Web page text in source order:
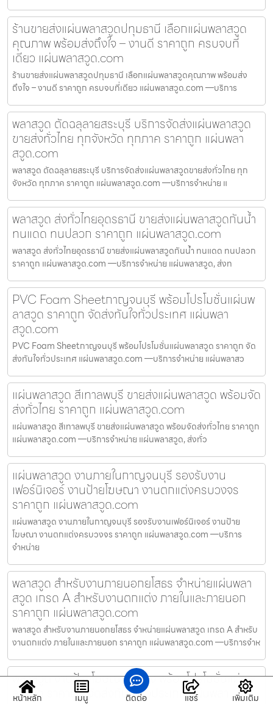
ร้านขายส่งแผ่นพลาสวูดปทุมธานี เลือกแผ่นพลาสวูด
คุณภาพ พร้อมส่งถึงใจ – งานดี ราคาถูก ครบจบที่
เดียว แผ่นพลาสวูด.com
ร้านขายส่งแผ่นพลาสวูดปทุมธานี เลือกแผ่นพลาสวูดคุณภาพ พร้อมส่ง
ถึงใจ – งานดี ราคาถูก ครบจบที่เดียว แผ่นพลาสวูด.com —บริการ
พลาสวูด ตัดฉลุลายสระบุรี บริการจัดส่งแผ่นพลาสวูด
ขายส่งทั่วไทย ทุกจังหวัด ทุกภาค ราคาถูก แผ่นพลา
สวูด.com
พลาสวูด ตัดฉลุลายสระบุรี บริการจัดส่งแผ่นพลาสวูดขายส่งทั่วไทย ทุก
จังหวัด ทุกภาค ราคาถูก แผ่นพลาสวูด.com —บริการจำหน่าย แ
พลาสวูด ส่งทั่วไทยอุดรธานี ขายส่งแผ่นพลาสวูดกันน้ำ
ทนแดด ทนปลวก ราคาถูก แผ่นพลาสวูด.com
พลาสวูด ส่งทั่วไทยอุดรธานี ขายส่งแผ่นพลาสวูดกันน้ำ ทนแดด ทนปลวก
ราคาถูก แผ่นพลาสวูด.com —บริการจำหน่าย แผ่นพลาสวูด, ส่งท
PVC Foam Sheetกาญจนบุรี พร้อมโปรโมชั่นแผ่นพ
ลาสวูด ราคาถูก จัดส่งทันใจทั่วประเทศ แผ่นพลา
สวูด.com
PVC Foam Sheetกาญจนบุรี พร้อมโปรโมชั่นแผ่นพลาสวูด ราคาถูก จัด
ส่งทันใจทั่วประเทศ แผ่นพลาสวูด.com —บริการจำหน่าย แผ่นพลาสว
แผ่นพลาสวูด สีเทาลพบุรี ขายส่งแผ่นพลาสวูด พร้อมจัด
ส่งทั่วไทย ราคาถูก แผ่นพลาสวูด.com
แผ่นพลาสวูด สีเทาลพบุรี ขายส่งแผ่นพลาสวูด พร้อมจัดส่งทั่วไทย ราคาถูก
แผ่นพลาสวูด.com —บริการจำหน่าย แผ่นพลาสวูด, ส่งทั่ว
แผ่นพลาสวูด งานภายในกาญจนบุรี รองรับงาน
เฟอร์นิเจอร์ งานป้ายโฆษณา งานตกแต่งครบวงจร
ราคาถูก แผ่นพลาสวูด.com
แผ่นพลาสวูด งานภายในกาญจนบุรี รองรับงานเฟอร์นิเจอร์ งานป้าย
โฆษณา งานตกแต่งครบวงจร ราคาถูก แผ่นพลาสวูด.com —บริการ
จำหน่าย
พลาสวูด สำหรับงานภายนอกยโสธร จำหน่ายแผ่นพลา
สวูด เกรด A สำหรับงานตกแต่ง ภายในและภายนอก
ราคาถูก แผ่นพลาสวูด.com
พลาสวูด สำหรับงานภายนอกยโสธร จำหน่ายแผ่นพลาสวูด เกรด A สำหรับ
งานตกแต่ง ภายในและภายนอก ราคาถูก แผ่นพลาสวูด.com —บริการจำห
พลาสวูด งานป้ายโฆษณาระนอง พร้อมโปรโมชั่นแผ่นพ
ลาสวูด ราคาถูก จัดส่งทันใจทั่วประเทศ แผ่นพลา
หน้าหลัก เมนู ติดต่อ แชร์ เพิ่มเติม